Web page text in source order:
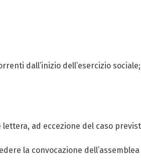
dall’inizio dell’esercizio sociale;
ad eccezione del caso
la convocazione